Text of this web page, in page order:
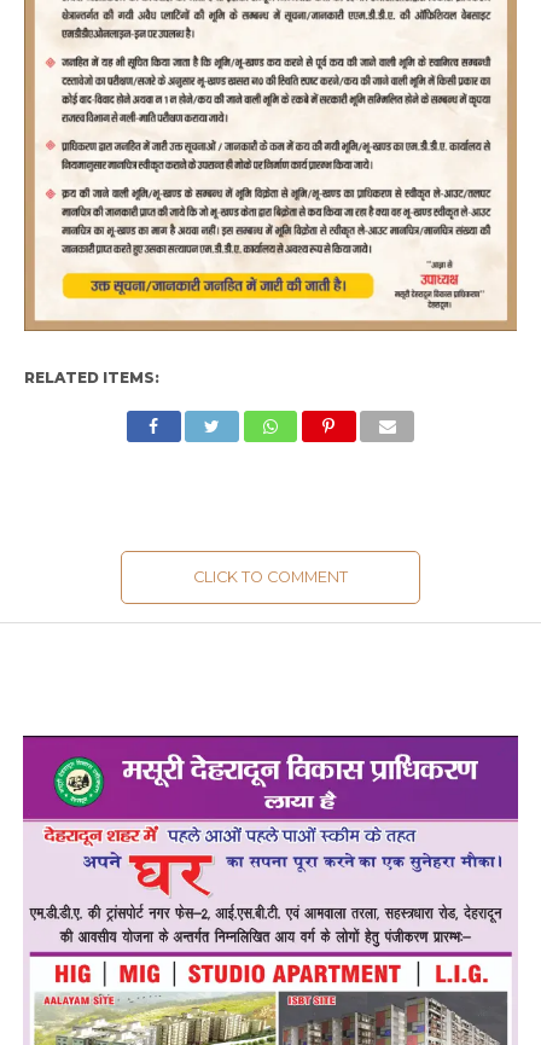
RELATED ITEMS:
CLICK TO COMMENT